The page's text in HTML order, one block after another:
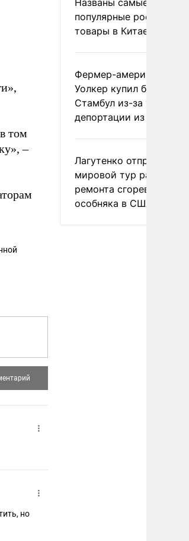
том
–
но
Названы самые
популярные российские
товары в Китае
Фермер-американец
Уолкер купил билет в
Стамбул из-за угрозы
депортации из России
Лагутенко отправился в
мировой тур ради
ремонта сгоревшего
особняка в США